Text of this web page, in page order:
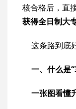
核合格后，直
获得全日制大
这条路到底
一、什么是
一张图看懂